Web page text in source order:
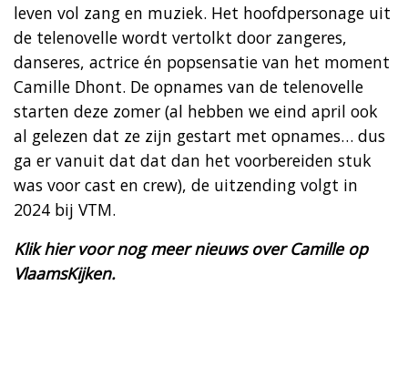
leven vol zang en muziek. Het hoofdpersonage uit
de telenovelle wordt vertolkt door zangeres,
danseres, actrice én popsensatie van het moment
Camille Dhont. De opnames van de telenovelle
starten deze zomer (al hebben we eind april ook
al gelezen dat ze zijn gestart met opnames… dus
ga er vanuit dat dat dan het voorbereiden stuk
was voor cast en crew), de uitzending volgt in
2024 bij VTM.
Klik hier voor nog meer nieuws over Camille op
VlaamsKijken.